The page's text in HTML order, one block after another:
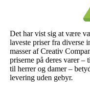
Det har vist sig at være
laveste priser fra diverse
masser af Creativ
priserne på deres varer –
til herrer og damer –
levering uden gebyr.